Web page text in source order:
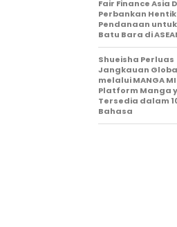
Fair Finance Asia
Perbankan
Pendanaan
Batu Bara di
Shueisha Perluas
Jangkauan
melalui MANGA
Platform Manga
Tersedia dalam
Bahasa